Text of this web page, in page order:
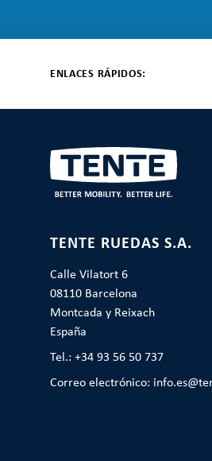
ENLACES RÁPIDOS:
TENTE RUEDAS S.A.
Calle Vilatort 6
08110 Barcelona
Montcada y Reixach
España
Tel.: +34 93 56 50 737
Correo electrónico: